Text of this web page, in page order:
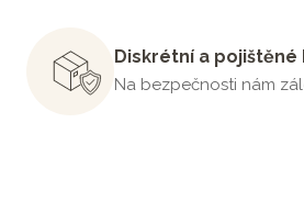
Diskrétní a pojištěné
Na bezpečnosti nám